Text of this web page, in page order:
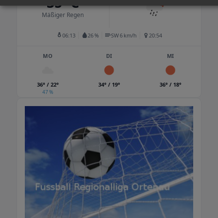
Mäßiger Regen
06:13 26 % SW 6 km/h 20:54
MO
36° / 22°
47 %
DI
34° / 19°
MI
36° / 18°